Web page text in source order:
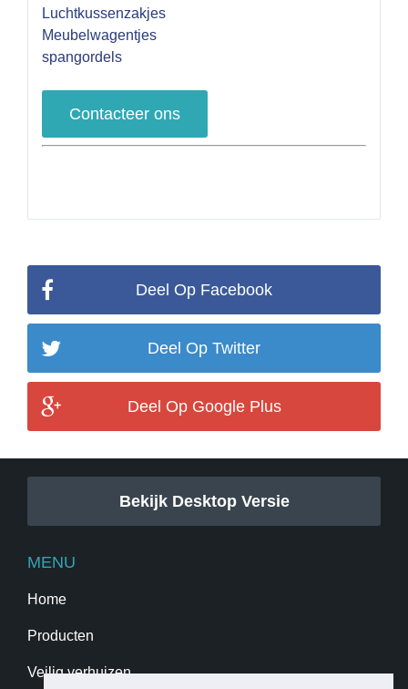
Luchtkussenzakjes
Meubelwagentjes
spangordels
Contacteer ons
Deel Op Facebook
Deel Op Twitter
Deel Op Google Plus
Bekijk Desktop Versie
MENU
Home
Producten
Veilig verhuizen